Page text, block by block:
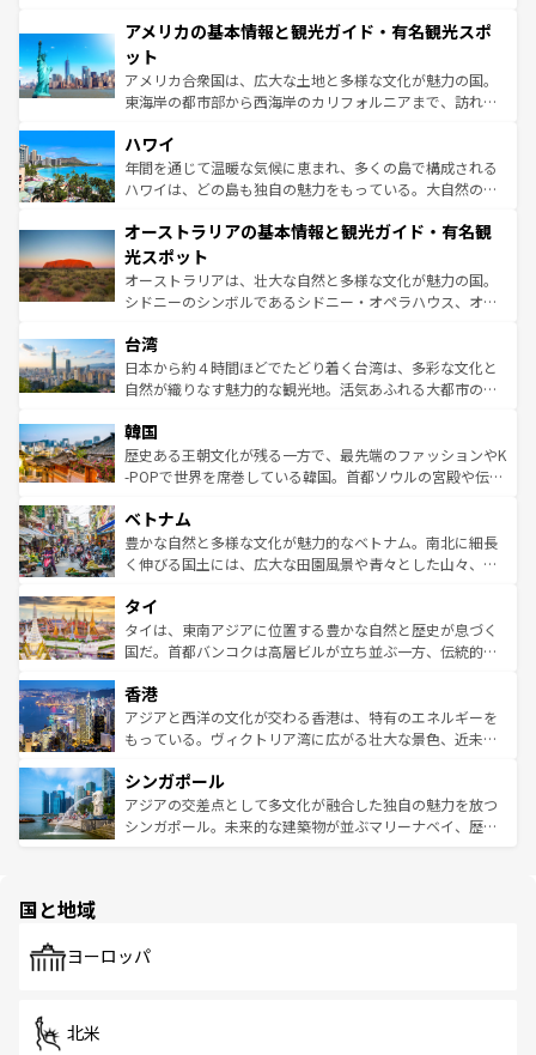
ンツ一覧を参照してほしい。
の建物がそのまま残る町や、スイスならではのユニークな
博物館もあり、アルプス観光だけでなく町歩きも満喫する
ことができる。国民の所得が高いため物価も高いが、旅行
者向けの交通パス提供のサービスもあり、うまく活用すれ
着のスイス情報は
アメリカの基本情報と観光ガイド・有名観光スポ
ット
アメリカ合衆国は、広大な土地と多様な文化が魅力の国。
東海岸の都市部から西海岸のカリフォルニアまで、訪れる
のような巨大都市は、観光、ショッピング、エンターテイ
ンメントが詰まった刺激的なスポットだ。一方、アメリカ
西部には大自然が広がり、グランドキャニオンやイエロー
部のニューオーリンズでは、音楽と美食が融合した独特の
文化が魅力。旅行者はアメリカの各地域で異なる魅力を楽
しみながら、その多様性と豊かな歴史を感じることができ
るだろう。車でのロードトリップや列車の旅も、アメリカ
情報は
ハワイ
年間を通じて温暖な気候に恵まれ、多くの島で構成される
ハワイは、どの島も独自の魅力をもっている。大自然の神
ワイ島は見逃せない。また、定番の観光地といえばオアフ
島だが、静かな自然を求めるならマウイ島やカウアイ島が
おすすめ。エメラルドグリーンに輝く海をはじめ、豊かな
文化や歴史が息づいている。「アロハスピリット」と呼ば
人々、おいしいローカルフードやハワイアンミュージッ
ク、伝統的なフラダンスなど、すべてがハワイの魅力を彩
っている。訪れるたびに新しい発見と感動が待っているハ
はコンテンツ一覧
オーストラリアの基本情報と観光ガイド・有名観
光スポット
オーストラリアは、壮大な自然と多様な文化が魅力の国。
シドニーのシンボルであるシドニー・オペラハウス、オー
リアリーフや大陸中央部にそびえるウルル（エアーズロッ
ク）、タスマニアの美しい原生林やケアンズの熱帯雨林な
ど、見どころがたくさん。また、カフェやワイン、オージ
いる。アクティビティも充実しており、サーフィンやダイ
ビング、ハイキングなど、アウトドア好きにはたまらな
い。オーストラリアの多彩な魅力を存分に味わいつくそ
参照してほしい。
台湾
日本から約４時間ほどでたどり着く台湾は、多彩な文化と
自然が織りなす魅力的な観光地。活気あふれる大都市の台
ン）、静ひつな山岳地帯である台湾東部など、都市の喧騒
と山間の静けさが共存しており、訪れる人に新しい発見と
驚きをもたらしてくれる。また、奥深い台湾の食文化も魅
容にもいいと評判のスイーツなど、バラエティ豊かな料理
が味わえる。 なお、新着の台湾情報は コンテンツ一覧を参
照してほしい。
韓国
歴史ある王朝文化が残る一方で、最先端のファッションやK
-POPで世界を席巻している韓国。首都ソウルの宮殿や伝統
き、地方に足を延ばせば四季折々の自然美を楽しむことが
できる。そして、キムチや焼肉、絶品のストリートフード
まで、さまざまな韓国料理が待っている。夜には、韓国な
リティに包まれながら、韓国の多彩な魅力を心ゆくまで味
わってみてほしい。 なお、新着の韓国情報はコンテンツ一
覧を参照してほしい。
ベトナム
豊かな自然と多様な文化が魅力的なベトナム。南北に細長
く伸びる国土には、広大な田園風景や青々とした山々、世
急速な発展と共に伝統が息づく。ハノイの古い町並みやホ
ーチミン市のフランス統治時代の建物も、独特の雰囲気を
醸し出している。また、バラエティの豊かさとおいしさで
とつ。フォーやバインミー、ベトナムコーヒーなどは、ぜ
ひ現地で味わいたい。どの地域を訪れてもあたたかい人々
が旅行者を迎えてくれるので、きっと忘れられない旅にな
参照してほしい。
タイ
タイは、東南アジアに位置する豊かな自然と歴史が息づく
国だ。首都バンコクは高層ビルが立ち並ぶ一方、伝統的な
の活気が交差している。北部ではチェンマイなどの山岳地
帯で自然と触れ合い、南部ではプーケットやクラビの美し
いビーチでリゾート気分を楽しむことができる。タイ料理
激する。気候は一年中温暖で、どの季節にも異なる楽しみ
が待っている。親しみやすいタイの人々、仏教を中心とし
た文化、そして多様な観光資源が、訪れる旅人を魅了し続
香港
アジアと西洋の文化が交わる香港は、特有のエネルギーを
もっている。ヴィクトリア湾に広がる壮大な景色、近未来
み、どこを訪れても感動するはず。観光スポットが密集し
ており、効率よく見どころを回れるのも魅力。息をのむよ
うな絶景から文化的な体験まで、香港を存分に楽しみ尽く
シンガポール
アジアの交差点として多文化が融合した独自の魅力を放つ
シンガポール。未来的な建築物が並ぶマリーナベイ、歴史
で、ホーカーズは地元の風情を楽しめる外せないスポット
国と地域
ヨーロッパ
北米